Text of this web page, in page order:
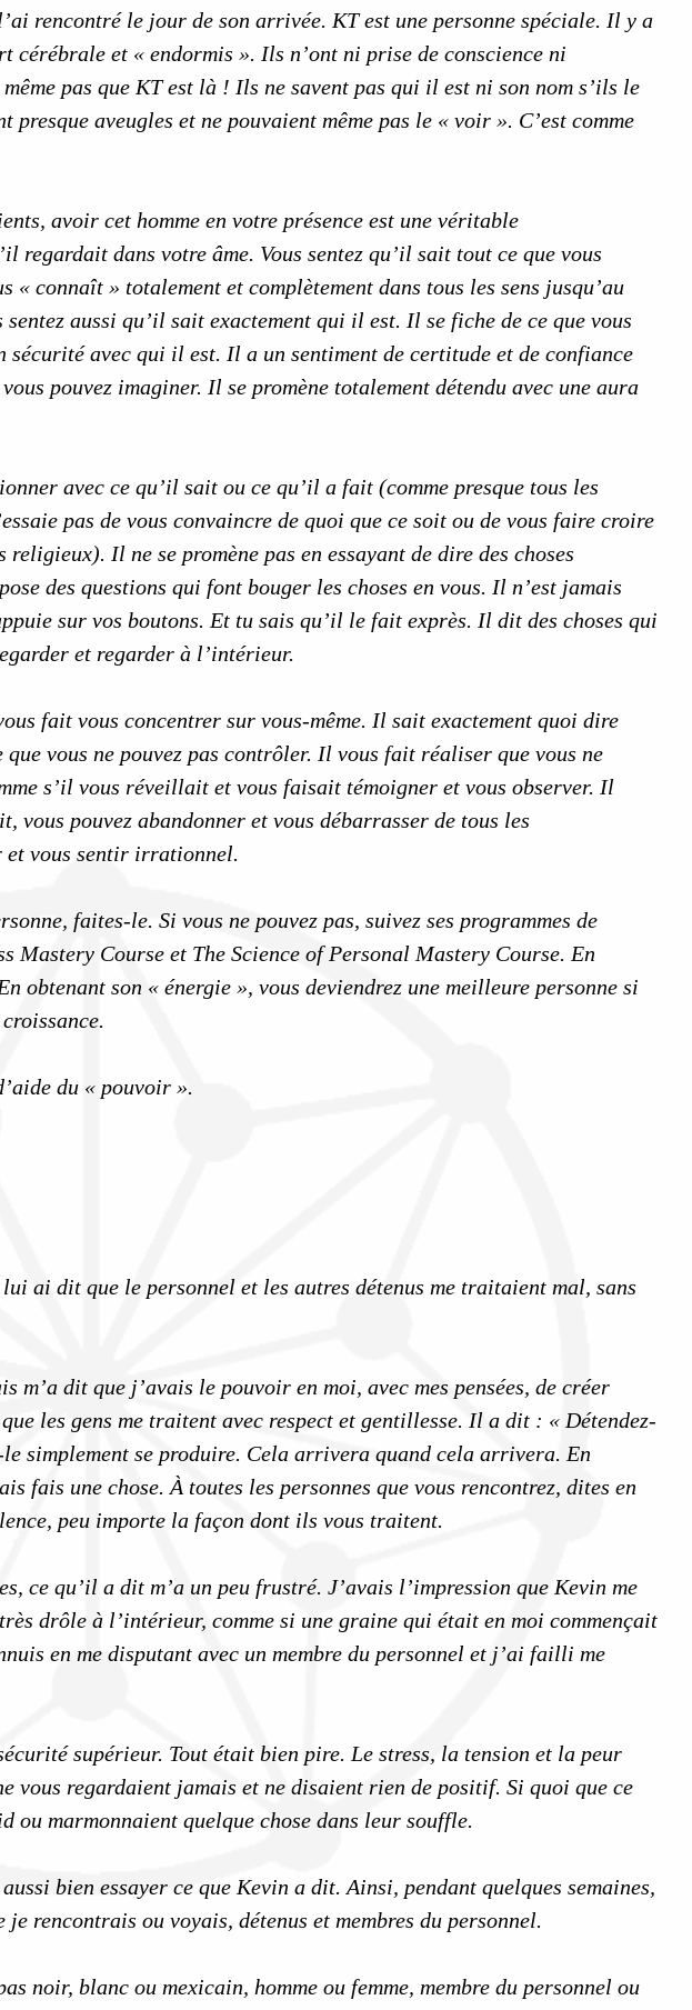
rencontré le jour de son arrivée. KT est une personne spéciale. Il y a
cérébrale et « endormis ». Ils n’ont ni prise de conscience ni
pas que KT est là ! Ils ne savent pas qui il est ni son nom s’ils le
presque aveugles et ne pouvaient même pas le « voir ». C’est comme
avoir cet homme en votre présence est une véritable
regardait dans votre âme. Vous sentez qu’il sait tout ce que vous
« connaît » totalement et complètement dans tous les sens jusqu’au
aussi qu’il sait exactement qui il est. Il se fiche de ce que vous
sécurité avec qui il est. Il a un sentiment de certitude et de confiance
pouvez imaginer. Il se promène totalement détendu avec une aura
avec ce qu’il sait ou ce qu’il a fait (comme presque tous les
pas de vous convaincre de quoi que ce soit ou de vous faire croire
Il ne se promène pas en essayant de dire des choses
des questions qui font bouger les choses en vous. Il n’est jamais
sur vos boutons. Et tu sais qu’il le fait exprès. Il dit des choses qui
et regarder à l’intérieur.
fait vous concentrer sur vous-même. Il sait exactement quoi dire
vous ne pouvez pas contrôler. Il vous fait réaliser que vous ne
s’il vous réveillait et vous faisait témoigner et vous observer. Il
vous pouvez abandonner et vous débarrasser de tous les
et vous sentir irrationnel.
faites-le. Si vous ne pouvez pas, suivez ses programmes de
Mastery Course et The Science of Personal Mastery Course. En
obtenant son « énergie », vous deviendrez une meilleure personne si
du « pouvoir ».
ai dit que le personnel et les autres détenus me traitaient mal, sans
m’a dit que j’avais le pouvoir en moi, avec mes pensées, de créer
les gens me traitent avec respect et gentillesse. Il a dit : « Détendez-
le simplement se produire. Cela arrivera quand cela arrivera. En
fais une chose. À toutes les personnes que vous rencontrez, dites en
peu importe la façon dont ils vous traitent.
ce qu’il a dit m’a un peu frustré. J’avais l’impression que Kevin me
drôle à l’intérieur, comme si une graine qui était en moi commençait
en me disputant avec un membre du personnel et j’ai failli me
supérieur. Tout était bien pire. Le stress, la tension et la peur
vous regardaient jamais et ne disaient rien de positif. Si quoi que ce
marmonnaient quelque chose dans leur souffle.
bien essayer ce que Kevin a dit. Ainsi, pendant quelques semaines,
rencontrais ou voyais, détenus et membres du personnel.
noir, blanc ou mexicain, homme ou femme, membre du personnel ou